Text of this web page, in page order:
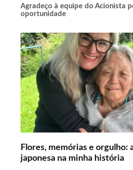
Agradeço à equipe do Acionista
oportunidade
Flores, memórias e orgulho:
japonesa na minha história